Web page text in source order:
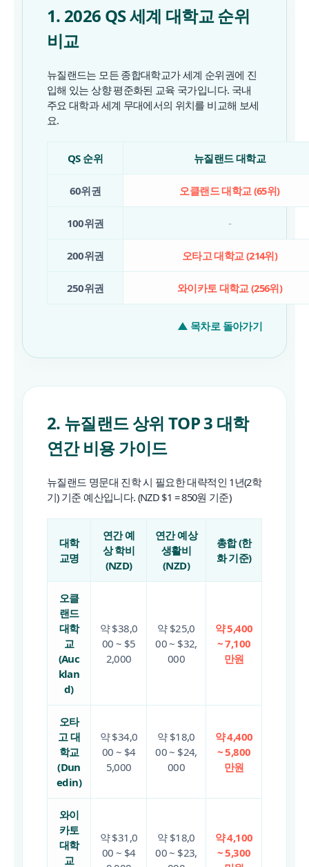
1. 2026 QS 세계 대학교 순위
비교
뉴질랜드는 모든 종합대학교가 세계 순위권에 진
입해 있는 상향 평준화된 교육 국가입니다. 국내
주요 대학과 세계 무대에서의 위치를 비교해 보세
요.
QS 순위 뉴질랜드 대학교
60위권 오클랜드 대학교 (65위)
100위권 -
200위권 오타고 대학교 (214위)
250위권 와이카토 대학교 (256위)
▲ 목차로 돌아가기
2. 뉴질랜드 상위 TOP 3 대학
연간 비용 가이드
뉴질랜드 명문대 진학 시 필요한 대략적인 1년(2학
기) 기준 예산입니다. (NZD $1 = 850원 기준)
대학
교명
연간 예
상 학비
(NZD)
연간 예상
생활비
(NZD)
총합 (한
화 기준)
오클
랜드
대학
교
(Auc
klan
d)
약 $38,0
00 ~ $5
2,000
약 $25,0
00 ~ $32,
000
약 5,400
~ 7,100
만원
오타
고 대
학교
(Dun
edin)
약 $34,0
00 ~ $4
5,000
약 $18,0
00 ~ $24,
000
약 4,400
~ 5,800
만원
와이
카토
대학
교
약 $31,0
00 ~ $4
약 $18,0
00 ~ $23,
약 4,100
~ 5,300